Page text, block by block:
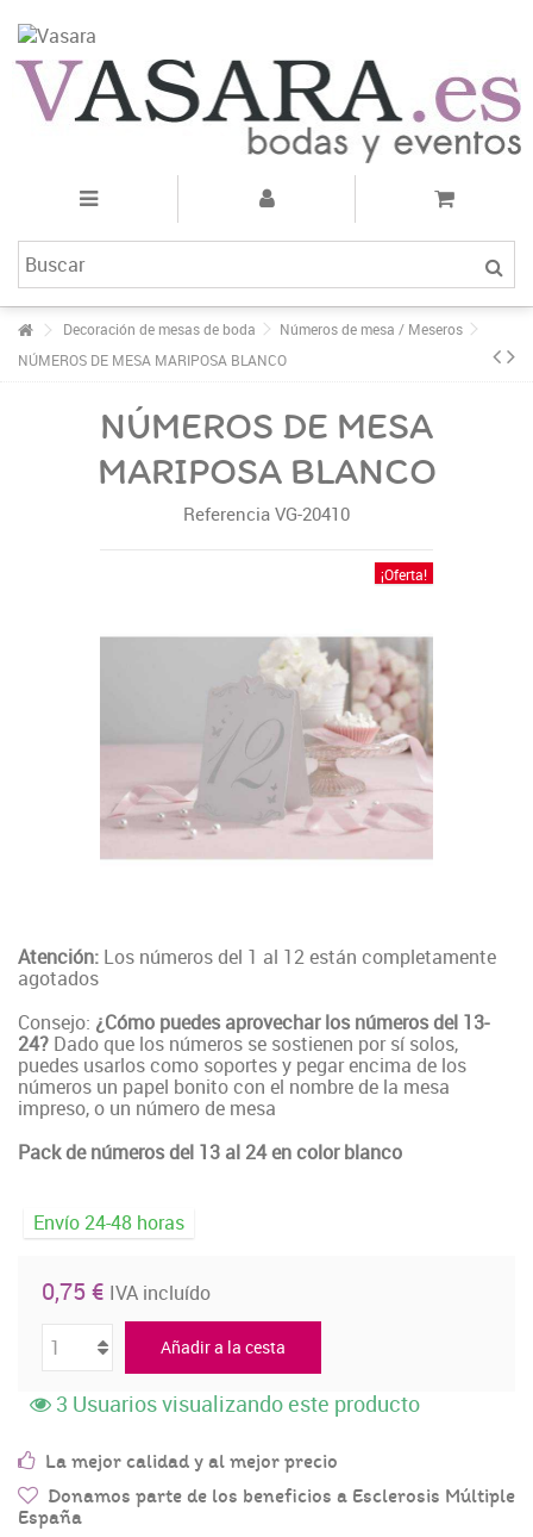
Decoración de mesas de boda
Números de mesa / Meseros
NÚMEROS DE MESA MARIPOSA BLANCO
NÚMEROS DE MESA
MARIPOSA BLANCO
Referencia VG-20410
¡Oferta!
Atención: Los números del 1 al 12 están completamente
agotados
Consejo: ¿Cómo puedes aprovechar los números del 13-
24? Dado que los números se sostienen por sí solos,
puedes usarlos como soportes y pegar encima de los
números un papel bonito con el nombre de la mesa
impreso, o un número de mesa
Pack de números del 13 al 24 en color blanco
Envío 24-48 horas
0,75 € IVA incluído
Añadir a la cesta
3 Usuarios visualizando este producto
La mejor calidad y al mejor precio
Donamos parte de los beneficios a Esclerosis Múltiple
España